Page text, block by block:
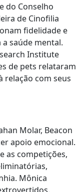
do Conselho
de Cinofilia
fidelidade e
saúde mental.
Institute
de pets relataram
relação com seus
Molar, Beacon
apoio emocional.
as competições,
Mônica